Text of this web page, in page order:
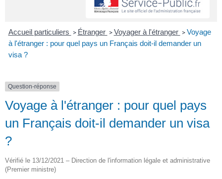
Accueil particuliers > Étranger > Voyager à l'étranger > Voyage
à l'étranger : pour quel pays un Français doit-il demander un
visa ?
Question-réponse
Voyage à l'étranger : pour quel pays
un Français doit-il demander un visa
?
Vérifié le 13/12/2021 – Direction de l'information légale et administrative
(Premier ministre)